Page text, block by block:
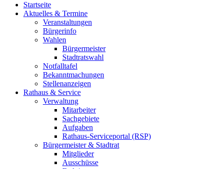
Startseite
Aktuelles & Termine
Veranstaltungen
Bürgerinfo
Wahlen
Bürgermeister
Stadtratswahl
Notfalltafel
Bekanntmachungen
Stellenanzeigen
Rathaus & Service
Verwaltung
Mitarbeiter
Sachgebiete
Aufgaben
Rathaus-Serviceportal (RSP)
Bürgermeister & Stadtrat
Mitglieder
Ausschüsse